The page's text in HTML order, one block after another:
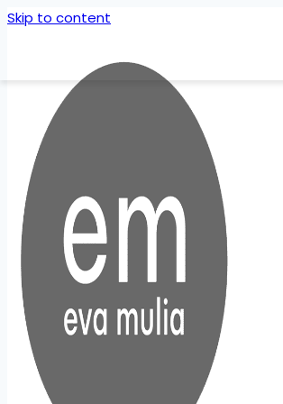
Skip to content